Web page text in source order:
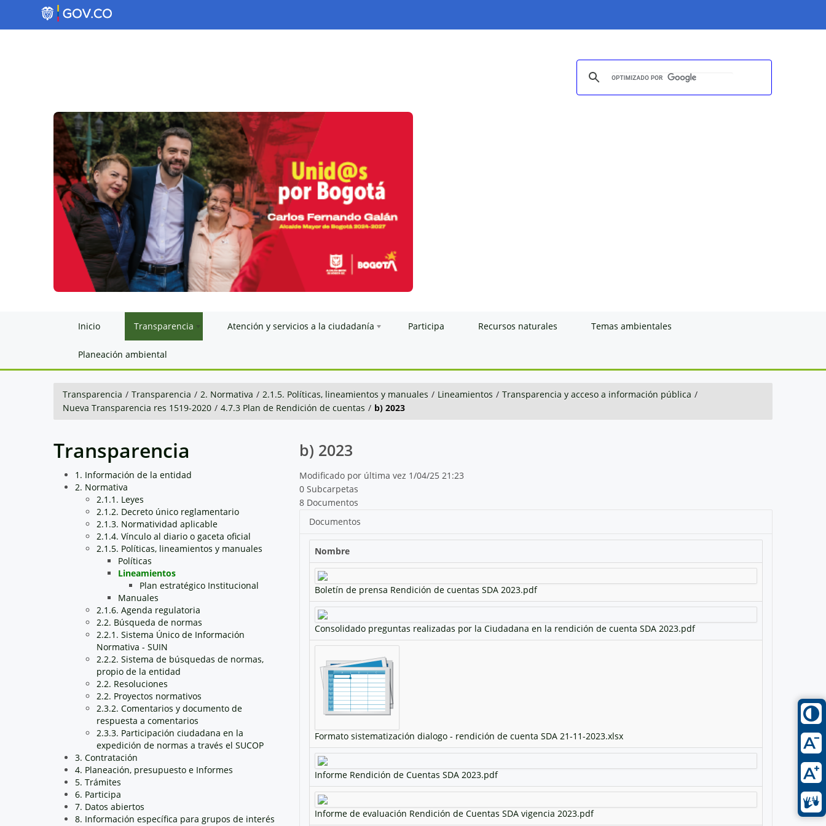
Inicio Transparencia Atención y servicios a la ciudadanía Participa Recursos naturales Temas ambientales
Planeación ambiental
Transparencia / Transparencia / 2. Normativa / 2.1.5. Políticas, lineamientos y manuales / Lineamientos / Transparencia y acceso a información pública /
Nueva Transparencia res 1519-2020 / 4.7.3 Plan de Rendición de cuentas / b) 2023
Transparencia
1. Información de la entidad
2. Normativa
2.1.1. Leyes
2.1.2. Decreto único reglamentario
2.1.3. Normatividad aplicable
2.1.4. Vínculo al diario o gaceta oficial
2.1.5. Políticas, lineamientos y manuales
Políticas
Lineamientos
Plan estratégico Institucional
Manuales
2.1.6. Agenda regulatoria
2.2. Búsqueda de normas
2.2.1. Sistema Único de Información
Normativa - SUIN
2.2.2. Sistema de búsquedas de normas,
propio de la entidad
2.2. Resoluciones
2.2. Proyectos normativos
2.3.2. Comentarios y documento de
respuesta a comentarios
2.3.3. Participación ciudadana en la
expedición de normas a través el SUCOP
3. Contratación
4. Planeación, presupuesto e Informes
5. Trámites
6. Participa
7. Datos abiertos
8. Información específica para grupos de interés
b) 2023
Modificado por última vez 1/04/25 21:23
0 Subcarpetas
8 Documentos
Documentos
Nombre
Boletín de prensa Rendición de cuentas SDA 2023.pdf
Consolidado preguntas realizadas por la Ciudadana en la rendición de cuenta SDA 2023.pdf
Formato sistematización dialogo - rendición de cuenta SDA 21-11-2023.xlsx
Informe Rendición de Cuentas SDA 2023.pdf
Informe de evaluación Rendición de Cuentas SDA vigencia 2023.pdf